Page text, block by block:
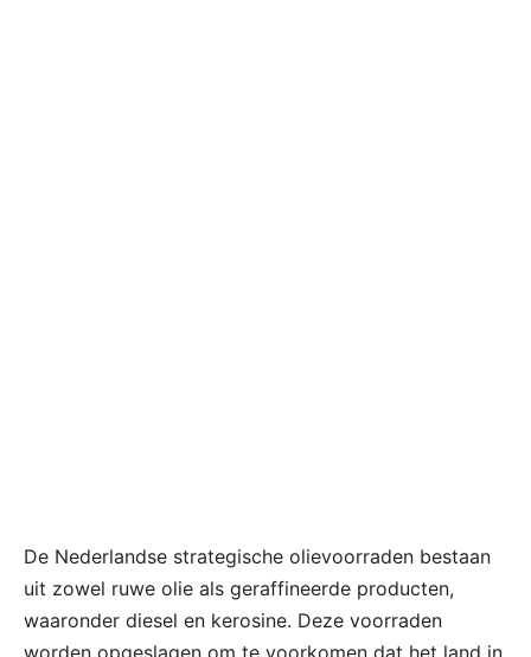
De Nederlandse strategische olievoorraden bestaan
uit zowel ruwe olie als geraffineerde producten,
waaronder diesel en kerosine. Deze voorraden